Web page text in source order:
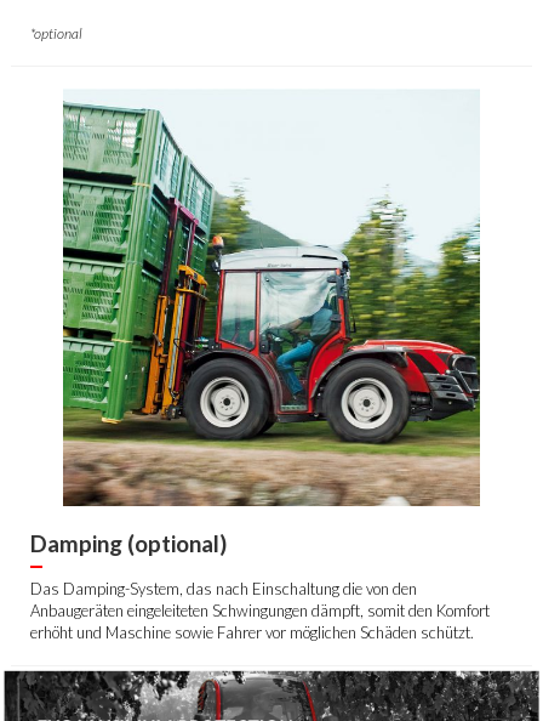
*optional
Damping (optional)
Das Damping-System, das nach Einschaltung die von den
Anbaugeräten eingeleiteten Schwingungen dämpft, somit den Komfort
erhöht und Maschine sowie Fahrer vor möglichen Schäden schützt.